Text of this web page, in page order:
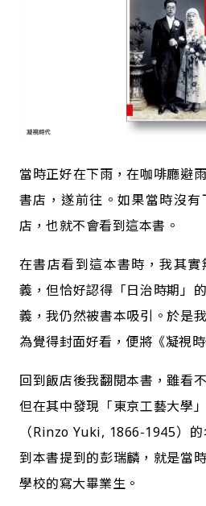
當時正好在下雨，在咖啡廳避
書店，遂前往。如果當時沒
店，也就不會看到這本書。
在書店看到這本書時，我其
義，但恰好認得「日治時期」
義，我仍然被書本吸引。於是
為覺得封面好看，便將《凝視
回到飯店後我翻閱本書，雖看
但在其中發現「東京工藝大學
（Rinzo Yuki, 1866-1945）
到本書提到的彭瑞麟，就是當
學校的寫大畢業生。